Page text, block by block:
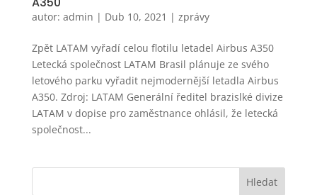
autor: admin | Dub 10, 2021 | zprávy
Zpět LATAM vyřadí celou flotilu letadel Airbus A350
Letecká společnost LATAM Brasil plánuje ze svého
letového parku vyřadit nejmodernější letadla Airbus
A350. Zdroj: LATAM Generální ředitel brazislké divize
LATAM v dopise pro zaměstnance ohlásil, že letecká
společnost...